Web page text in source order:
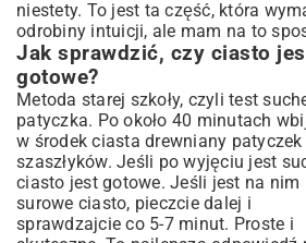
niestety. To jest ta część, która
odrobiny intuicji, ale mam na to
Jak sprawdzić, czy ciasto
gotowe?
Metoda starej szkoły, czyli test
patyczka. Po około 40 minutach
w środek ciasta drewniany patyczek
szaszłyków. Jeśli po wyjęciu jest
ciasto jest gotowe. Jeśli jest na nim
surowe ciasto, pieczcie dalej i
sprawdzajcie co 5-7 minut. Proste i